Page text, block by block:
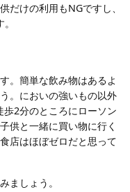
だけの利用もNGですし、
。簡単な飲み物はあるよ
。においの強いもの以外
2分のところにローソン
供と一緒に買い物に行く
店はほぼゼロだと思って
ましょう。